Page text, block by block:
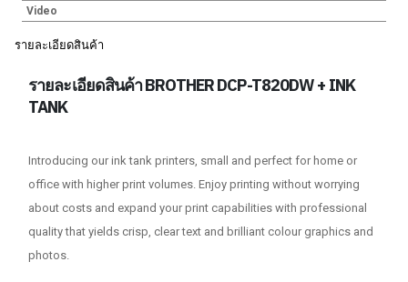
Video
รายละเอียดสินค้า
รายละเอียดสินค้า BROTHER DCP-T820DW + INK
TANK
Introducing our ink tank printers, small and perfect for home or
office with higher print volumes. Enjoy printing without worrying
about costs and expand your print capabilities with professional
quality that yields crisp, clear text and brilliant colour graphics and
photos.